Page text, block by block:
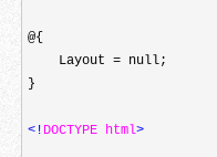
@{
    Layout = null;
}
<! DOCTYPE html>